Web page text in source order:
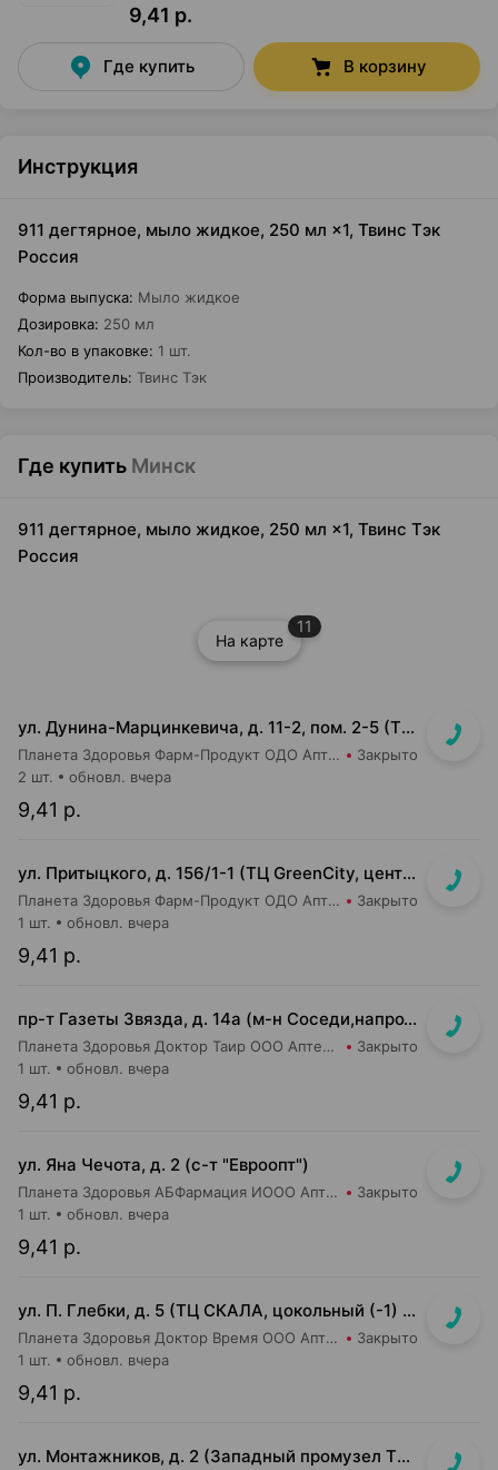
9,41 р.
Где купить В корзину
Инструкция
911 дегтярное, мыло жидкое, 250 мл ×1, Твинс Тэк
Россия
Форма выпуска: Мыло жидкое
Дозировка: 250 мл
Кол-во в упаковке: 1 шт.
Производитель: Твинс Тэк
Где купить Минск
911 дегтярное, мыло жидкое, 250 мл ×1, Твинс Тэк
Россия
На карте
11
ул. Дунина-Марцинкевича, д. 11-2, пом. 2-5 (ТЦ Раковский кирмаш)
Планета Здоровья Фарм-Продукт ОДО Аптека №24 Закрыто
9,41 р.
2 шт. обновл. вчера
ул. Притыцкого, д. 156/1-1 (ТЦ GreenCity, центральный вход со стороны метро)
Планета Здоровья Фарм-Продукт ОДО Аптека №23 Закрыто
9,41 р.
1 шт. обновл. вчера
пр-т Газеты Звязда, д. 14а (м-н Соседи,напротив касс)
Планета Здоровья Доктор Таир ООО Аптека №14 Закрыто
9,41 р.
1 шт. обновл. вчера
ул. Яна Чечота, д. 2 (с-т "Евроопт")
Планета Здоровья АБФармация ИООО Аптека №26 Закрыто
9,41 р.
1 шт. обновл. вчера
ул. П. Глебки, д. 5 (ТЦ СКАЛА, цокольный (-1) этаж)
Планета Здоровья Доктор Время ООО Аптека №50 Закрыто
9,41 р.
1 шт. обновл. вчера
ул. Монтажников, д. 2 (Западный промузел ТЭЦ-4, м-н "Евроопт")